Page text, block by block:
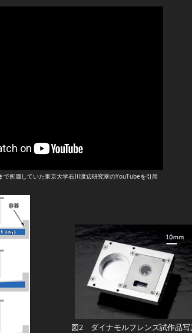
所属していた東京大学石川渡辺研究室のYouTubeを引用
図2 ダイナモルフレンズ試作品写